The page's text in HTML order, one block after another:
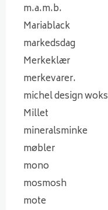
m.a.m.b.
Mariablack
markedsdag
Merkeklær
merkevarer.
michel design woks
Millet
mineralsminke
møbler
mono
mosmosh
mote